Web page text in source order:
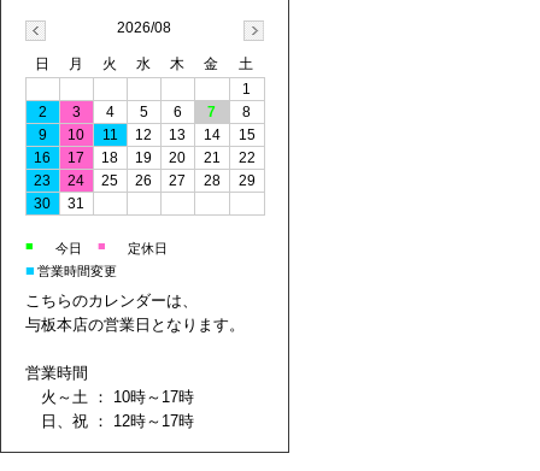
2026/08
日 月 火 水 木 金
土
1
2
3 4 5 6 7
8
9
10 11 12 13 14
15
16
17 18 19 20 21
22
23
24 25 26 27 28
29
30
31
■ 今日 ■ 定休日
■ 営業時間変更
こちらのカレンダーは、
与板本店の営業日となります。
営業時間
火～土 ： 10時～17時
日、祝 ： 12時～17時